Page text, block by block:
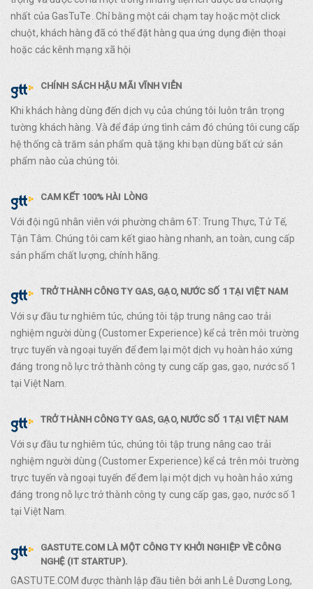
nhất của GasTuTe. Chỉ bằng một cái chạm tay hoặc một click
chuột, khách hàng đã có thể đặt hàng qua ứng dụng điện thoại
hoặc các kênh mạng xã hội
CHÍNH SÁCH HẬU MÃI VĨNH VIỄN
Khi khách hàng dùng đến dịch vụ của chúng tôi luôn trân trọng
tường khách hàng. Và để đáp ứng tình cảm đó chúng tôi cung cấp
hệ thống cà trăm sản phẩm quà tặng khi bạn dùng bất cứ sản
phẩm nào của chúng tôi.
CAM KẾT 100% HÀI LÒNG
Với đội ngũ nhân viên với phường châm 6T: Trung Thực, Tử Tế,
Tận Tâm. Chúng tôi cam kết giao hàng nhanh, an toàn, cung cấp
sản phẩm chất lượng, chính hãng.
TRỞ THÀNH CÔNG TY GAS, GẠO, NƯỚC SỐ 1 TẠI VIỆT NAM
Với sự đầu tư nghiêm túc, chúng tôi tập trung nâng cao trải
nghiệm người dùng (Customer Experience) kể cả trên môi trường
trực tuyến và ngoại tuyến để đem lại một dịch vụ hoàn hảo xứng
đáng trong nỗ lực trở thành công ty cung cấp gas, gạo, nước số 1
tại Việt Nam.
TRỞ THÀNH CÔNG TY GAS, GẠO, NƯỚC SỐ 1 TẠI VIỆT NAM
Với sự đầu tư nghiêm túc, chúng tôi tập trung nâng cao trải
nghiệm người dùng (Customer Experience) kể cả trên môi trường
trực tuyến và ngoại tuyến để đem lại một dịch vụ hoàn hảo xứng
đáng trong nỗ lực trở thành công ty cung cấp gas, gạo, nước số 1
tại Việt Nam.
GASTUTE.COM LÀ MỘT CÔNG TY KHỞI NGHIỆP VỀ CÔNG
NGHỆ (IT STARTUP).
GASTUTE.COM được thành lập đầu tiên bởi anh Lê Dương Long,